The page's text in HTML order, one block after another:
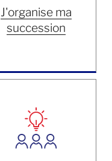
J'organise ma
succession